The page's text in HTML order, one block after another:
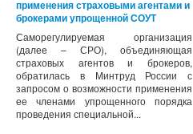
применения страховыми агентами и
брокерами упрощенной СОУТ
Саморегулируемая организация
(далее – СРО), объединяющая
страховых агентов и брокеров,
обратилась в Минтруд России с
запросом о возможности применения
ее членами упрощенного порядка
проведения специальной...